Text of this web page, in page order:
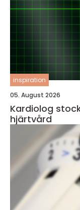
inspiration
05. August 2026
Kardiolog
hjärtvård